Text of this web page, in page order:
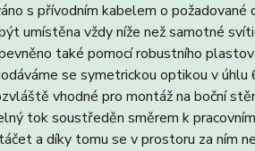
s přívodním kabelem o požadované
umístěna vždy níže než samotné
také pomocí robustního
se symetrickou optikou v úhlu
vhodné pro montáž na boční
tok soustředěn směrem k
a díky tomu se v prostoru za ním